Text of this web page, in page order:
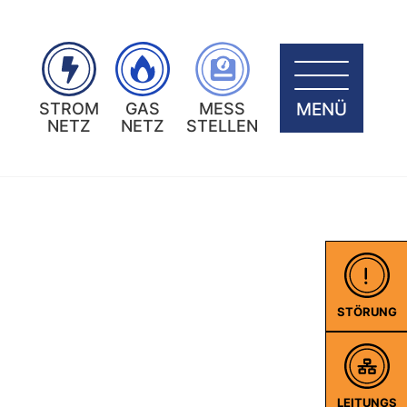
STROM
NETZ
GAS
NETZ
MESS
STELLEN
MENÜ
STÖRUNG
LEITUNGS